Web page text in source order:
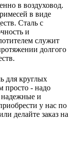
в воздуховод.
в виде
Сталь с
и
служит
долгого
для круглых
просто - надо
и
у нас по
делайте заказ на